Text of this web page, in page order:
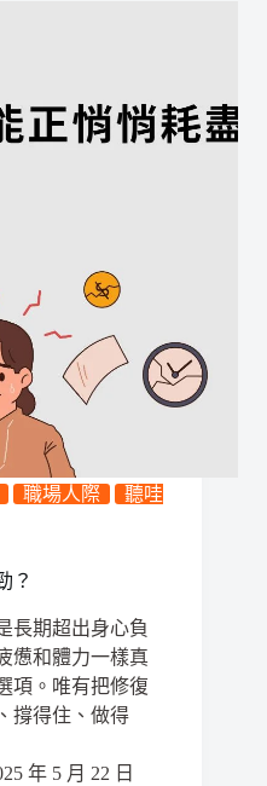
職場人際
聽哇
？
長期超出身心負
憊和體力一樣真
項。唯有把修復
撐得住、做得
年 5 月 22 日